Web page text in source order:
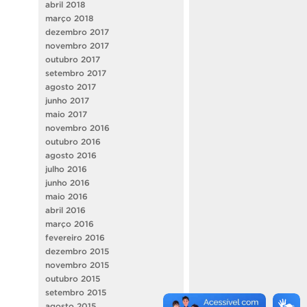
abril 2018
março 2018
dezembro 2017
novembro 2017
outubro 2017
setembro 2017
agosto 2017
junho 2017
maio 2017
novembro 2016
outubro 2016
agosto 2016
julho 2016
junho 2016
maio 2016
abril 2016
março 2016
fevereiro 2016
dezembro 2015
novembro 2015
outubro 2015
setembro 2015